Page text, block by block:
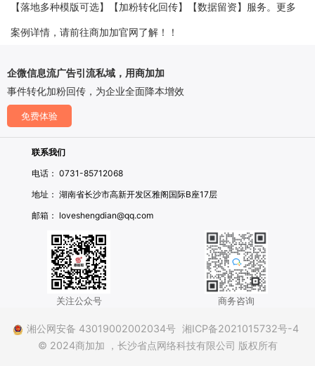
【落地多种模版可选】【加粉转化回传】【数据留资】服务。更多
案例详情，请前往商加加官网了解！！
企微信息流广告引流私域，用商加加
事件转化加粉回传，为企业全面降本增效
免费体验
联系我们
电话： 0731-85712068
地址： 湖南省长沙市高新开发区雅阁国际B座17层
邮箱： loveshengdian@qq.com
关注公众号 商务咨询
湘公网安备 43019002002034号 湘ICP备2021015732号-4
© 2024商加加
，长沙省点网络科技有限公司 版权所有